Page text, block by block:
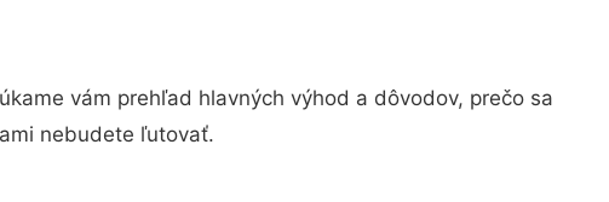
vám prehľad hlavných výhod a dôvodov, prečo sa
nebudete ľutovať.